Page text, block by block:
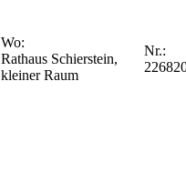
Wo:
Rathaus Schierstein,
kleiner Raum
Nr.: